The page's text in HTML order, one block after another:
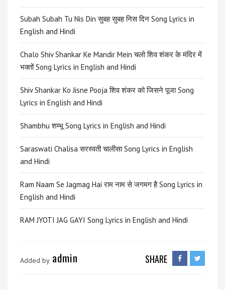
Subah Subah Tu Nis Din सुबह सुबह निस दिन Song Lyrics in
English and Hindi
Chalo Shiv Shankar Ke Mandir Mein चलो शिव शंकर के मंदिर में
भक्तों Song Lyrics in English and Hindi
Shiv Shankar Ko Jisne Pooja शिव शंकर को जिसने पूजा Song
Lyrics in English and Hindi
Shambhu शम्भू Song Lyrics in English and Hindi
Saraswati Chalisa सरस्वती चालीसा Song Lyrics in English
and Hindi
Ram Naam Se Jagmag Hai राम नाम से जगमग है Song Lyrics in
English and Hindi
RAM JYOTI JAG GAYI Song Lyrics in English and Hindi
Added by admin SHARE